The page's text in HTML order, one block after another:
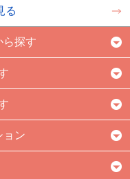
る
ら探す
ョン